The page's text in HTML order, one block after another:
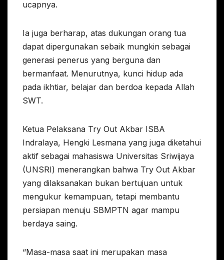
ucapnya.
Ia juga berharap, atas dukungan orang tua
dapat dipergunakan sebaik mungkin sebagai
generasi penerus yang berguna dan
bermanfaat. Menurutnya, kunci hidup ada
pada ikhtiar, belajar dan berdoa kepada Allah
SWT.
Ketua Pelaksana Try Out Akbar ISBA
Indralaya, Hengki Lesmana yang juga diketahui
aktif sebagai mahasiswa Universitas Sriwijaya
(UNSRI) menerangkan bahwa Try Out Akbar
yang dilaksanakan bukan bertujuan untuk
mengukur kemampuan, tetapi membantu
persiapan menuju SBMPTN agar mampu
berdaya saing.
“Masa-masa saat ini merupakan masa